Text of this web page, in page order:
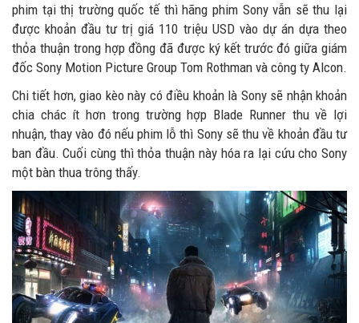
phim tại thị trường quốc tế thì hãng phim Sony vẫn sẽ thu lại
được khoản đầu tư trị giá 110 triệu USD vào dự án dựa theo
thỏa thuận trong hợp đồng đã được ký kết trước đó giữa giám
đốc Sony Motion Picture Group Tom Rothman và công ty Alcon.
Chi tiết hơn, giao kèo này có điều khoản là Sony sẽ nhận khoản
chia chác ít hơn trong trường hợp Blade Runner thu về lợi
nhuận, thay vào đó nếu phim lỗ thì Sony sẽ thu về khoản đầu tư
ban đầu. Cuối cùng thì thỏa thuận này hóa ra lại cứu cho Sony
một bàn thua trông thấy.